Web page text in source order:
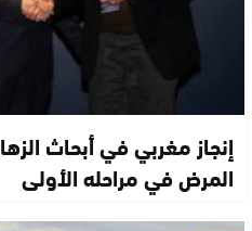
إنجاز مغربي في أبحاث
المرض في مراحله الأولى